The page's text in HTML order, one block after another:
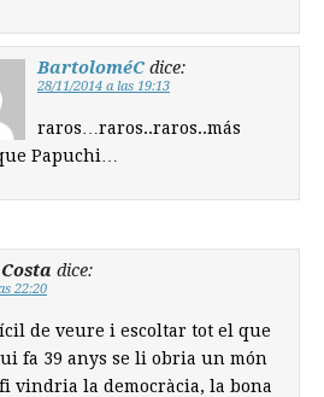
BartoloméC dice:
28/11/2014 a las 19:13
raros…raros..raros..más
Papuchi…
dice:
22:20
de veure i escoltar tot el que
fa 39 anys se li obria un món
vindria la democràcia, la bona